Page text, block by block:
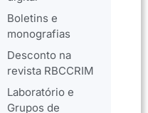
Boletins e
monografias
Desconto na
revista RBCCRIM
Laboratório e
Grupos de